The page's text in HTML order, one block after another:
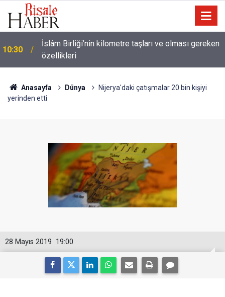
10:30
İslâm Birliği’nin kilometre taşları ve olması gereken
özellikleri
Anasayfa Dünya
Nijerya'daki çatışmalar 20 bin kişiyi
yerinden etti
19:00
28 Mayıs 2019